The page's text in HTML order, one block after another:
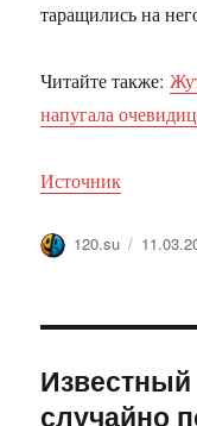
таращились на
Читайте также:
напугала
Источник
Автор
120.su
случайно